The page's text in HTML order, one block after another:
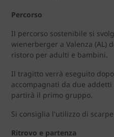
Percorso
Il percorso sostenibile si
wienerberger a Valenza (AL)
ristoro per adulti e bambini.
Il tragitto verrà eseguito
accompagnati da due addetti
partirà il primo gruppo.
Si consiglia l'utilizzo di
Ritrovo e partenza